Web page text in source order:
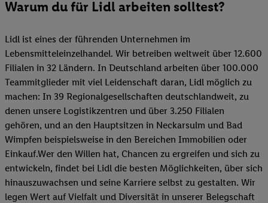
Warum du für Lidl arbeiten solltest?
Lidl ist eines der führenden Unternehmen im
Lebensmitteleinzelhandel. Wir betreiben weltweit über 12.600
Filialen in 32 Ländern. In Deutschland arbeiten über 100.000
Teammitglieder mit viel Leidenschaft daran, Lidl möglich zu
machen: In 39 Regionalgesellschaften deutschlandweit, zu
denen unsere Logistikzentren und über 3.250 Filialen
gehören, und an den Hauptsitzen in Neckarsulm und Bad
Wimpfen beispielsweise in den Bereichen Immobilien oder
Einkauf.Wer den Willen hat, Chancen zu ergreifen und sich zu
entwickeln, findet bei Lidl die besten Möglichkeiten, über sich
hinauszuwachsen und seine Karriere selbst zu gestalten. Wir
legen Wert auf Vielfalt und Diversität in unserer Belegschaft